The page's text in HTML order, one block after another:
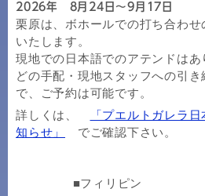
2026年 8月24日～9月17日
栗原は、ボホールでの打ち合わ
いたします。
現地での日本語でのアテンドは
どの手配・現地スタッフへの引
で、ご予約は可能です。
詳しくは、
「プエルトガレラ
知らせ」
でご確認下さい。
■フィリピン